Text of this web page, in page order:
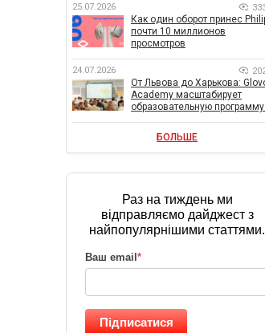
25.07.2026
Как один оборот принес
почти 10 миллионов
просмотров
24.07.2026
От Львова до Харькова:
Academy масштабирует
образовательную программу
бизнеса
БОЛЬШЕ
Раз на тиждень ми
відправляємо дайджест з
найпопулярнішими статтями.
Ваш email *
Підписатися